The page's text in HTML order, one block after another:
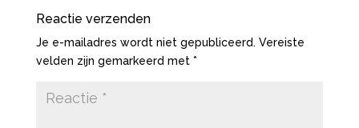
Reactie verzenden
Je e-mailadres wordt niet gepubliceerd. Vereiste
velden zijn gemarkeerd met *